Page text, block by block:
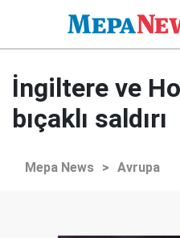
İngiltere ve
bıçaklı saldırı
Mepa News > Avrupa